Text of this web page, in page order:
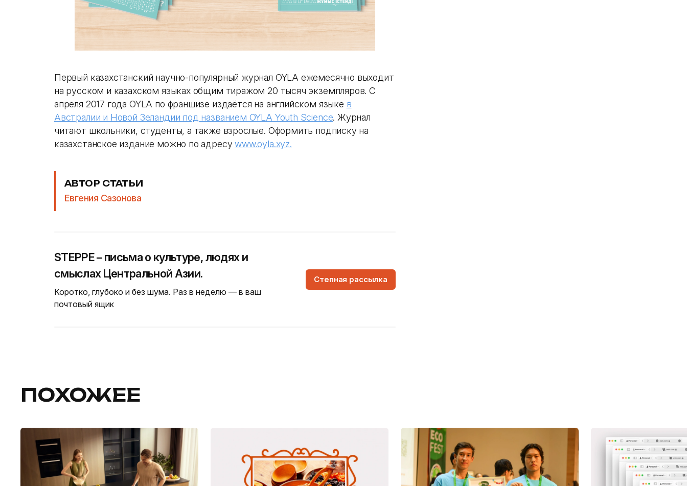
Первый казахстанский научно-популярный журнал OYLA ежемесячно выходит
на русском и казахском языках общим тиражом 20 тысяч экземпляров. С
апреля 2017 года OYLA по франшизе издаётся на английском языке в
Австралии и Новой Зеландии под названием OYLA Youth Science. Журнал
читают школьники, студенты, а также взрослые. Оформить подписку на
казахстанское издание можно по адресуwww.oyla.xyz.
АВТОР СТАТЬИ
Евгения Сазонова
STEPPE – письма о культуре, людях и
смыслах Центральной Азии.
Коротко, глубоко и без шума. Раз в неделю — в ваш
почтовый ящик
Степная рассылка
ПОХОЖЕЕ